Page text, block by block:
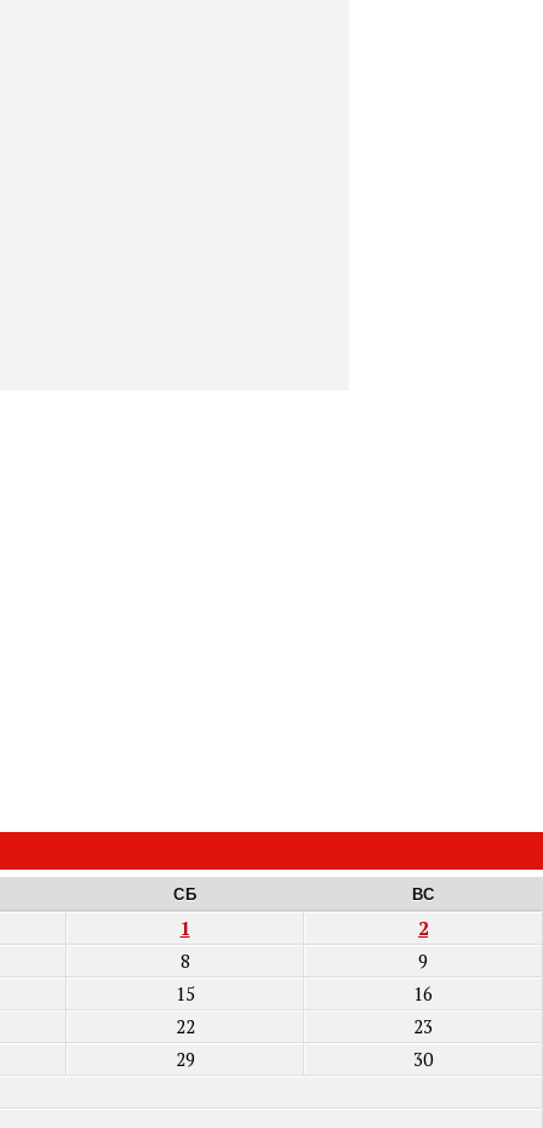
СБ ВС
1
2
8
9
15
16
22
23
29
30